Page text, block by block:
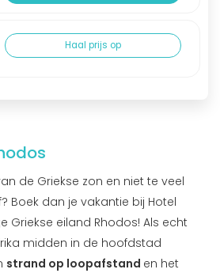
Haal prijs op
de Griekse zon en niet te veel
Boek dan je vakantie bij Hotel
Griekse eiland Rhodos! Als echt
midden in de hoofdstad
strand op loopafstand en het